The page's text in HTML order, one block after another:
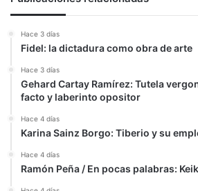
Hace 3 días
Fidel: la dictadura como obra de arte
Hace 3 días
Gehard Cartay Ramírez: Tutela
facto y laberinto opositor
Hace 4 días
Karina Sainz Borgo: Tiberio y su
Hace 4 días
Ramón Peña / En pocas palabras: